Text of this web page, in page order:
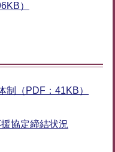
）
制（PDF：41KB）
協定締結状況